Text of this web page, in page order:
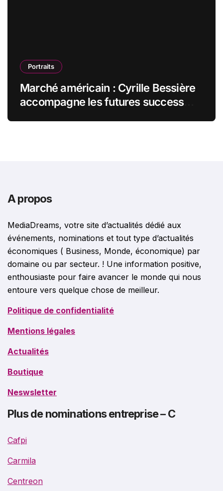
Portraits
Marché américain : Cyrille Bessière
accompagne les futures success
A propos
MediaDreams, votre site d’actualités dédié aux
événements, nominations et tout type d’actualités
économiques ( Business, Monde, économique) par
domaine ou par secteur. ! Une information positive,
enthousiaste pour faire avancer le monde qui nous
entoure vers quelque chose de meilleur.
Politique de confidentialité
Mentions légales
Actualités
Boutique
Neswsletter
Plus de nominations entreprise – C
Cafpi
Carmila
Centreon